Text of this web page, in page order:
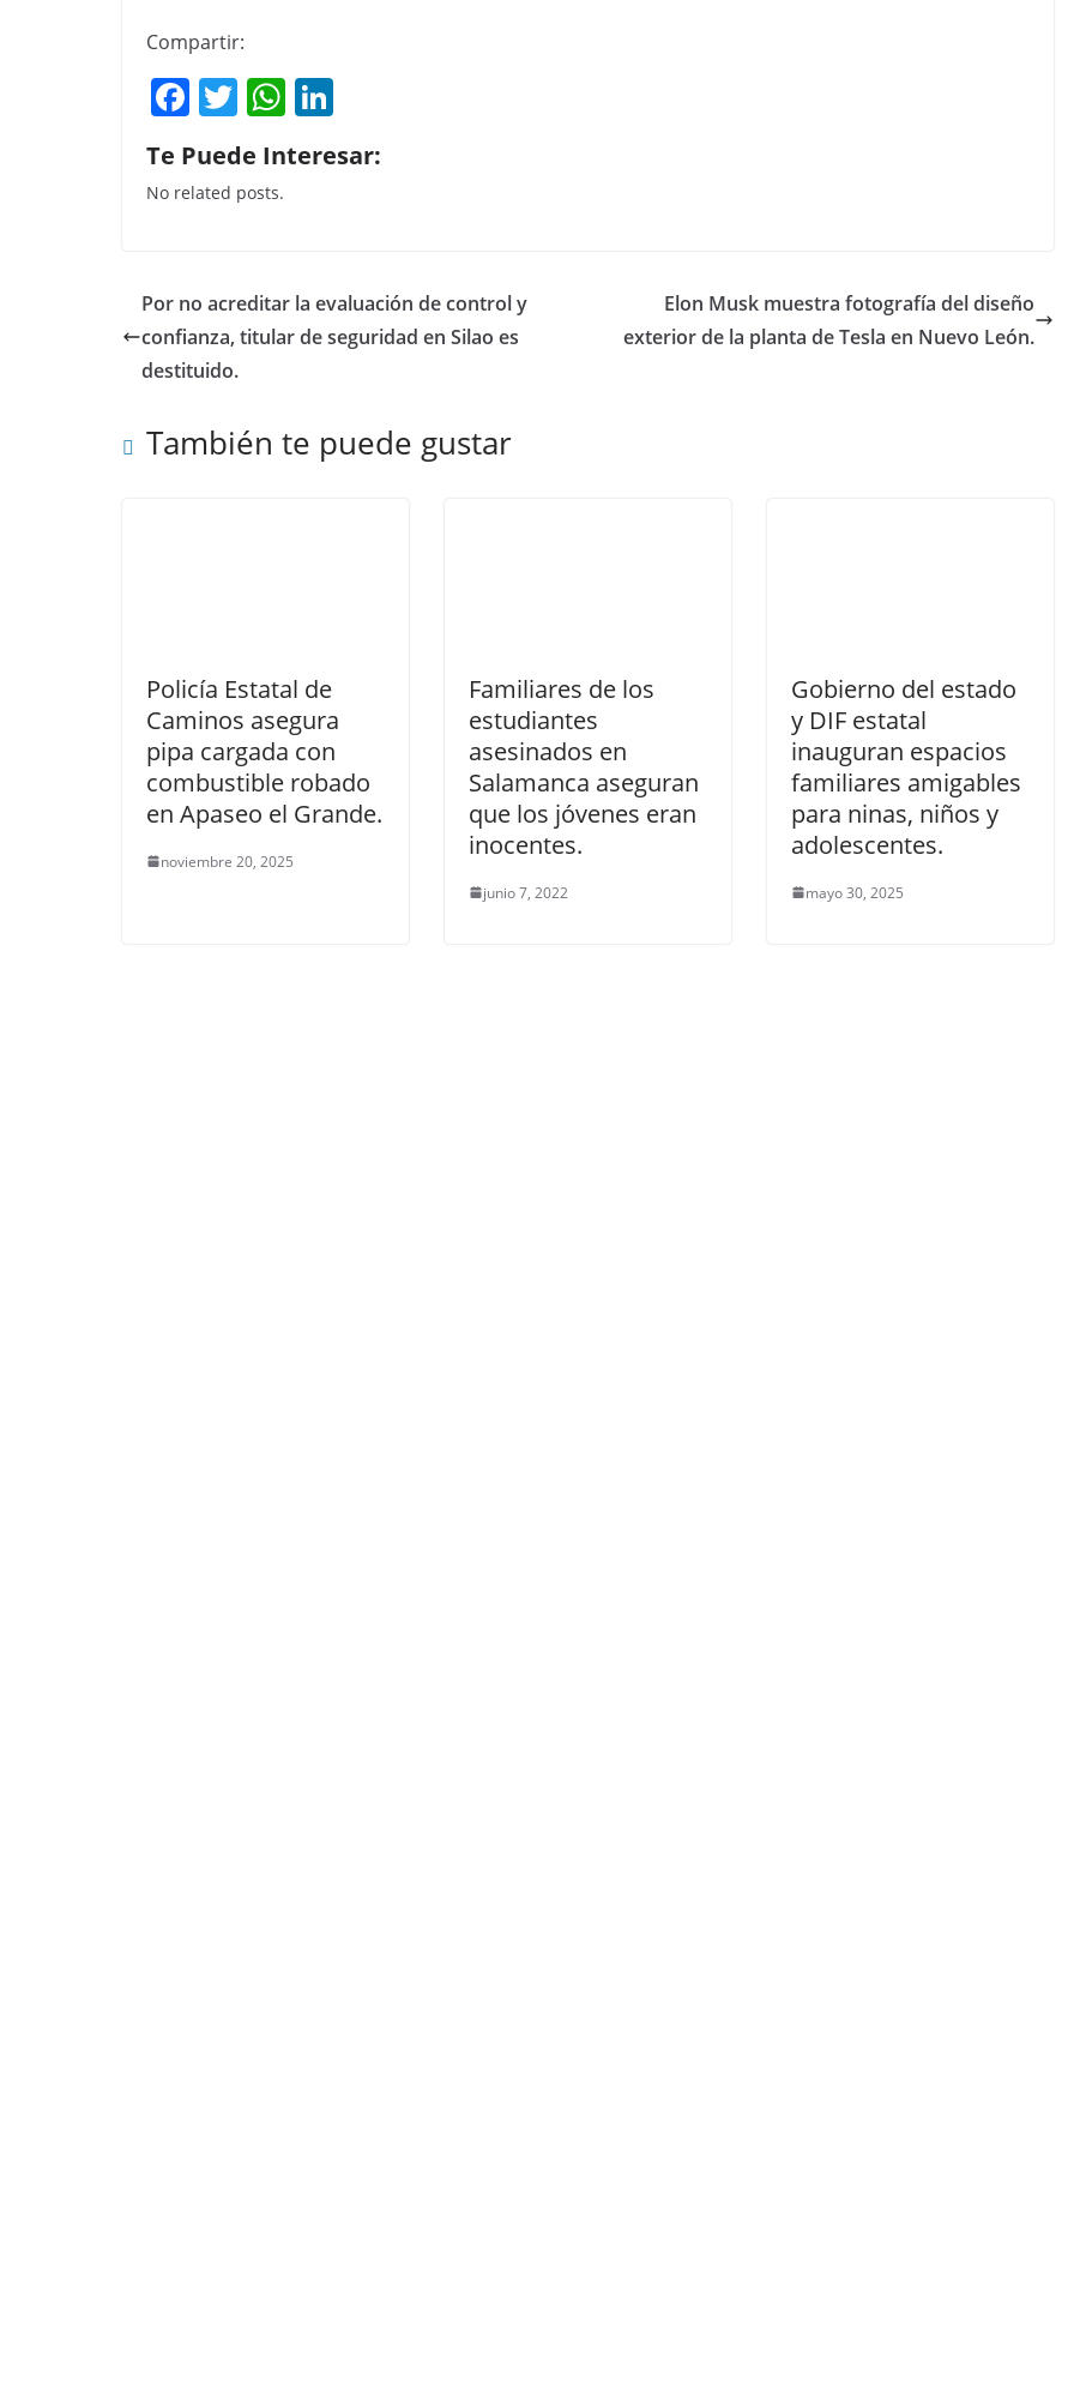
Compartir:
F
a
c
e
o
o
k
T
w
itt
er
W
h
at
p
p
k
n
Te Puede Interesar:
No related posts.
Por no acreditar la evaluación de control y
confianza, titular de seguridad en Silao es
destituido.
Elon Musk muestra fotografía del diseño
exterior de la planta de Tesla en Nuevo León.
También te puede gustar
Policía Estatal de
Caminos asegura
pipa cargada con
combustible robado
en Apaseo el Grande.
noviembre 20, 2025
Familiares de los
estudiantes
asesinados en
Salamanca aseguran
que los jóvenes eran
inocentes.
junio 7, 2022
Gobierno del estado
y DIF estatal
inauguran espacios
familiares amigables
para ninas, niños y
adolescentes.
mayo 30, 2025